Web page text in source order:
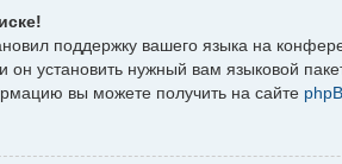
поддержку вашего языка на
установить нужный вам языковой
вы можете получить на сайте